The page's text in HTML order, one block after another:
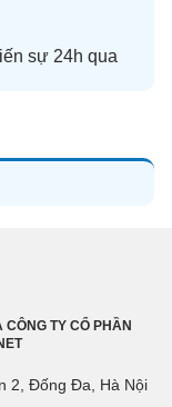
sự 24h qua
TY CỔ PHẦN
2, Đống Đa, Hà Nội